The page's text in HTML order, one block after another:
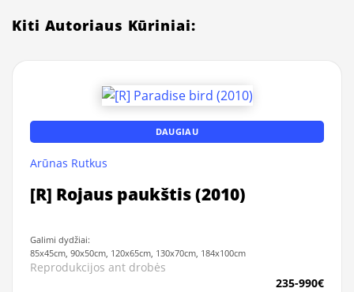
Kiti Autoriaus Kūriniai:
DAUGIAU
Arūnas Rutkus
[R] Rojaus paukštis (2010)
Galimi dydžiai:
85x45cm, 90x50cm, 120x65cm, 130x70cm, 184x100cm
Reprodukcijos ant drobės
235-990€